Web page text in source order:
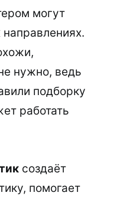
могут
нужно, ведь
подборку
работать
создаёт
помогает